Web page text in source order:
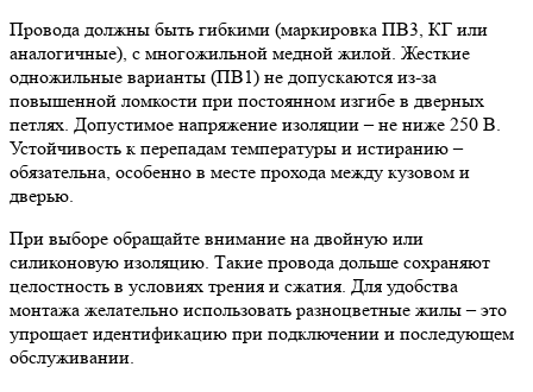
Провода должны быть гибкими (маркировка ПВ3, КГ или
аналогичные), с многожильной медной жилой. Жесткие
одножильные варианты (ПВ1) не допускаются из-за
повышенной ломкости при постоянном изгибе в дверных
петлях. Допустимое напряжение изоляции – не ниже 250 В.
Устойчивость к перепадам температуры и истиранию –
обязательна, особенно в месте прохода между кузовом и
дверью.
При выборе обращайте внимание на двойную или
силиконовую изоляцию. Такие провода дольше сохраняют
целостность в условиях трения и сжатия. Для удобства
монтажа желательно использовать разноцветные жилы – это
упрощает идентификацию при подключении и последующем
обслуживании.